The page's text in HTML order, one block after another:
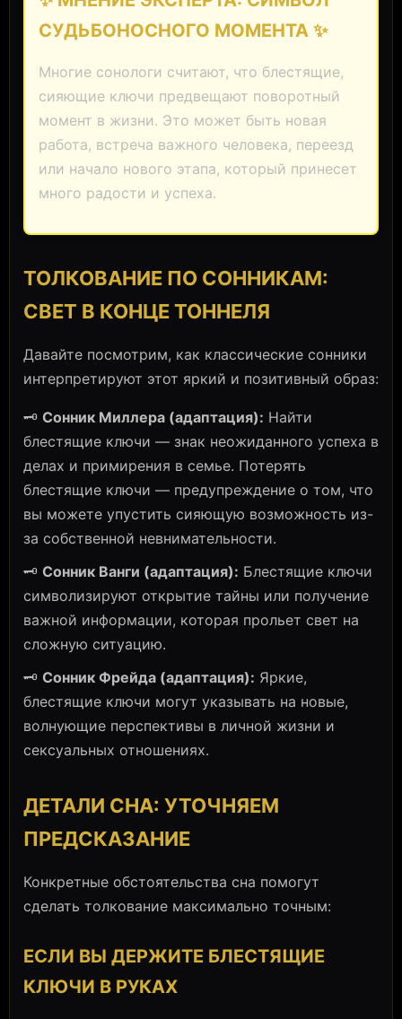
СУДЬБОНОСНОГО МОМЕНТА ✨
Многие сонологи считают, что блестящие,
сияющие ключи предвещают поворотный
момент в жизни. Это может быть новая
работа, встреча важного человека, переезд
или начало нового этапа, который принесет
много радости и успеха.
ТОЛКОВАНИЕ ПО СОННИКАМ:
СВЕТ В КОНЦЕ ТОННЕЛЯ
Давайте посмотрим, как классические сонники
интерпретируют этот яркий и позитивный образ:
🗝️ Сонник Миллера (адаптация): Найти
блестящие ключи — знак неожиданного успеха в
делах и примирения в семье. Потерять
блестящие ключи — предупреждение о том, что
вы можете упустить сияющую возможность из-
за собственной невнимательности.
🗝️ Сонник Ванги (адаптация): Блестящие ключи
символизируют открытие тайны или получение
важной информации, которая прольет свет на
сложную ситуацию.
🗝️ Сонник Фрейда (адаптация): Яркие,
блестящие ключи могут указывать на новые,
волнующие перспективы в личной жизни и
сексуальных отношениях.
ДЕТАЛИ СНА: УТОЧНЯЕМ
ПРЕДСКАЗАНИЕ
Конкретные обстоятельства сна помогут
сделать толкование максимально точным:
ЕСЛИ ВЫ ДЕРЖИТЕ БЛЕСТЯЩИЕ
КЛЮЧИ В РУКАХ